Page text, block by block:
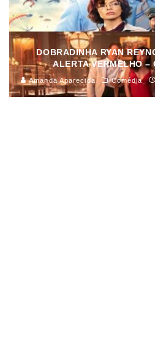
DOBRADINHA RYAN
ALERTA VERMELHO –
Amanda Aparecida Comédia